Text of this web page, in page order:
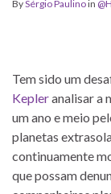
BySérgio Paulinoin
Tem sido um
Kepleranalisar a
um ano e meio
planetas
continuamente
que possam